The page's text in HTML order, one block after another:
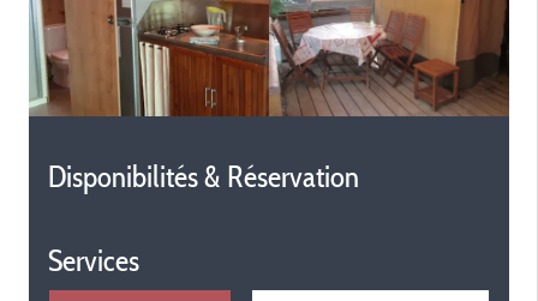
Disponibilités & Réservation
Services